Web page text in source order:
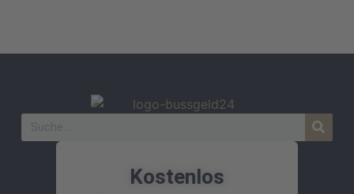
Kostenlos